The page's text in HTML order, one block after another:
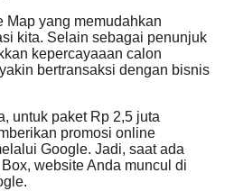
Map yang memudahkan
kita. Selain sebagai penunjuk
kepercayaaan calon
bertransaksi dengan bisnis
untuk paket Rp 2,5 juta
promosi online
Google. Jadi, saat ada
website Anda muncul di